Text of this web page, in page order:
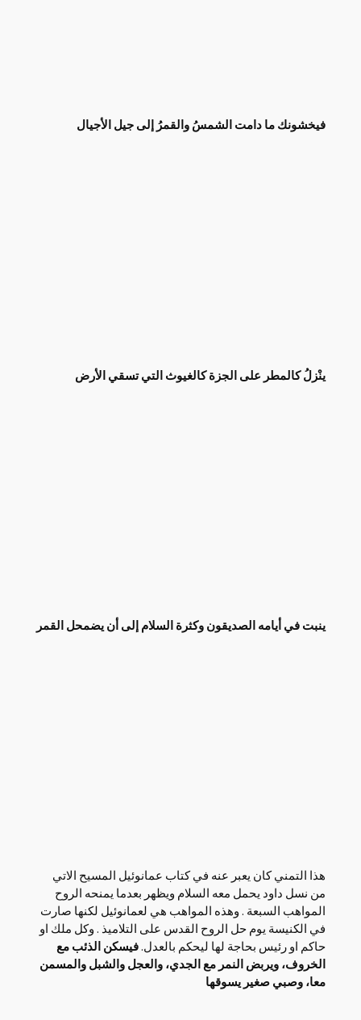
فيخشونك ما دامت الشمسُ والقمرُ إلى جيل الأجيال
ينْزلُ كالمطر على الجزة كالغيوث التي تسقي الأرض
ينبت في أيامه الصديقون وكثرة السلام إلى أن يضمحل القمر
هذا التمني كان يعبر عنه في كتاب عمانوئيل المسيح الاتي
من نسل داود يحمل معه السلام ويظهر بعدما يمنحه الروح
المواهب السبعة . وهذه المواهب هي لعمانوئيل لكنها صارت
في الكنيسة يوم حل الروح القدس على التلاميذ . وكل ملك او
حاكم او رئيس بحاجة لها ليحكم بالعدل.فيسكن الذئب مع
الخروف، ويربض النمر مع الجدي، والعجل والشبل والمسمن
معا، وصبي صغير يسوقها